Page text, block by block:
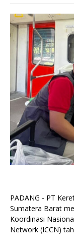
PADANG - PT
Sumatera Barat
Koordinasi
Network (ICCN)